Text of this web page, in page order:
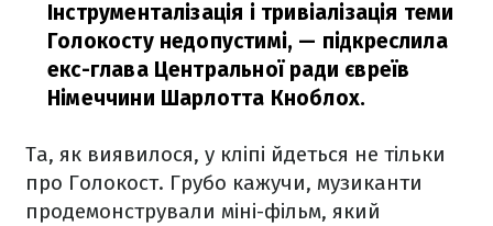
Інструменталізація і тривіалізація теми
Голокосту недопустимі, — підкреслила
екс-глава Центральної ради євреїв
Німеччини Шарлотта Кноблох.
Та, як виявилося, у кліпі йдеться не тільки
про Голокост. Грубо кажучи, музиканти
продемонстрували міні-фільм, який